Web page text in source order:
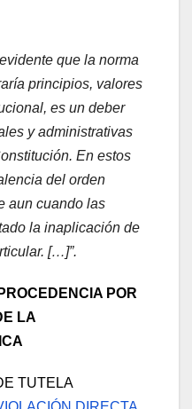
que la norma
principios, valores
es un deber
y administrativas
En estos
del orden
aun cuando las
la inaplicación de
[…]”.
PROCEDENCIA POR
LA
TUTELA